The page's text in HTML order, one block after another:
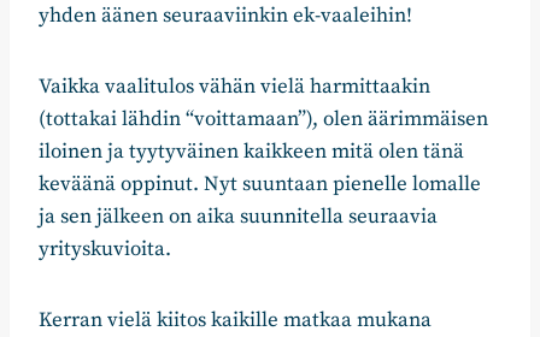
yhden äänen seuraaviinkin ek-vaaleihin!
Vaikka vaalitulos vähän vielä harmittaakin
(tottakai lähdin “voittamaan”), olen äärimmäisen
iloinen ja tyytyväinen kaikkeen mitä olen tänä
keväänä oppinut. Nyt suuntaan pienelle lomalle
ja sen jälkeen on aika suunnitella seuraavia
yrityskuvioita.
Kerran vielä kiitos kaikille matkaa mukana